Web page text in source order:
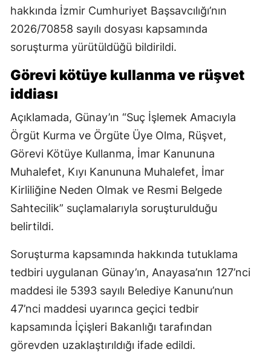
hakkında İzmir Cumhuriyet Başsavcılığı’nın
2026/70858 sayılı dosyası kapsamında
soruşturma yürütüldüğü bildirildi.
Görevi kötüye kullanma ve rüşvet
iddiası
Açıklamada, Günay’ın “Suç İşlemek Amacıyla
Örgüt Kurma ve Örgüte Üye Olma, Rüşvet,
Görevi Kötüye Kullanma, İmar Kanununa
Muhalefet, Kıyı Kanununa Muhalefet, İmar
Kirliliğine Neden Olmak ve Resmi Belgede
Sahtecilik” suçlamalarıyla soruşturulduğu
belirtildi.
Soruşturma kapsamında hakkında tutuklama
tedbiri uygulanan Günay’ın, Anayasa’nın 127’nci
maddesi ile 5393 sayılı Belediye Kanunu’nun
47’nci maddesi uyarınca geçici tedbir
kapsamında İçişleri Bakanlığı tarafından
görevden uzaklaştırıldığı ifade edildi.